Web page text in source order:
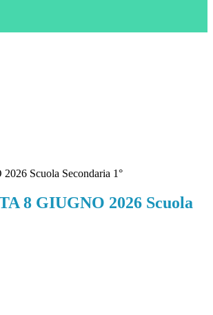
Scuola Secondaria 1°
8 GIUGNO 2026 Scuola